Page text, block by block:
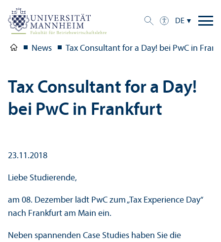
DE
News Tax Consultant for a Day! bei PwC in
Tax Consultant for a Day!
bei PwC in Frankfurt
23.11.2018
Liebe Studierende,
am 08. Dezember lädt PwC zum „Tax Experience Day“
nach Frankfurt am Main ein.
Neben spannenden Case Studies haben Sie die